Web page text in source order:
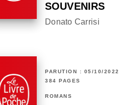
SOUVENIRS
Donato Carrisi
PARUTION : 05/10/2022
384 PAGES
ROMANS